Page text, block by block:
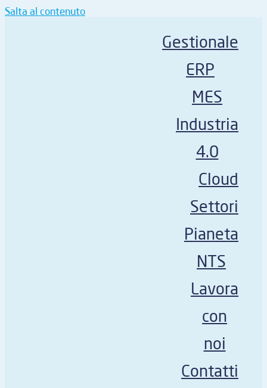
Salta al contenuto
Gestionale
ERP
MES
Industria
4.0
Cloud
Settori
Pianeta
NTS
Lavora
con
noi
Contatti